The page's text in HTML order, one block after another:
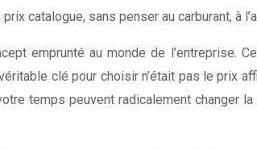
catalogue, sans penser au carburant, à
emprunté au monde de l’entreprise.
clé pour choisir n’était pas le prix
temps peuvent radicalement changer la